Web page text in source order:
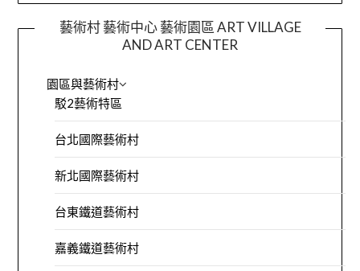
藝術村 藝術中心 藝術園區 ART VILLAGE
AND ART CENTER
園區與藝術村
駁2藝術特區
台北國際藝術村
新北國際藝術村
台東鐵道藝術村
嘉義鐵道藝術村